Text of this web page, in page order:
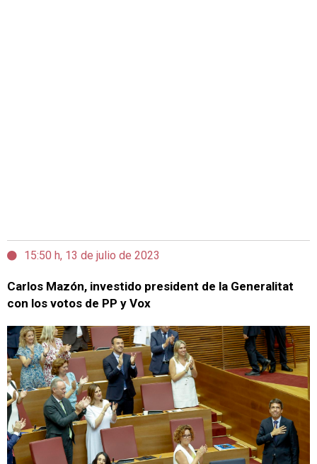
15:50 h, 13 de julio de 2023
Carlos Mazón, investido president de la Generalitat
con los votos de PP y Vox